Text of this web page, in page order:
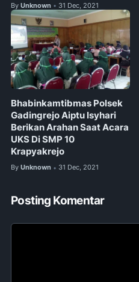
By Unknown • 31 Dec, 2021
Bhabinkamtibmas Polsek
Gadingrejo Aiptu Isyhari
Berikan Arahan Saat Acara
UKS Di SMP 10
Krapyakrejo
By Unknown • 31 Dec, 2021
Posting Komentar